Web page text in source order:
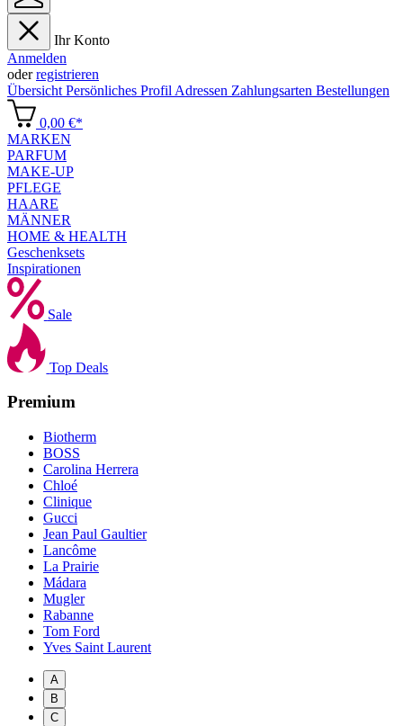
Ihr Konto
Anmelden
oderregistrieren
Übersicht Persönliches Profil Adressen Zahlungsarten Bestellungen
0,00 €*
MARKEN
PARFUM
MAKE-UP
PFLEGE
HAARE
MÄNNER
HOME & HEALTH
Geschenksets
Inspirationen
Sale
Top Deals
Premium
Biotherm
BOSS
Carolina Herrera
Chloé
Clinique
Gucci
Jean Paul Gaultier
Lancôme
La Prairie
Mádara
Mugler
Rabanne
Tom Ford
Yves Saint Laurent
A
B
C